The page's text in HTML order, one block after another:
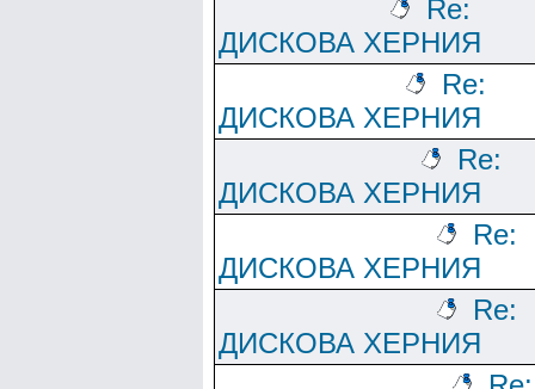
Re:
ДИСКОВА ХЕРНИЯ
Re:
ДИСКОВА ХЕРНИЯ
Re:
ДИСКОВА ХЕРНИЯ
Re:
ДИСКОВА ХЕРНИЯ
Re:
ДИСКОВА ХЕРНИЯ